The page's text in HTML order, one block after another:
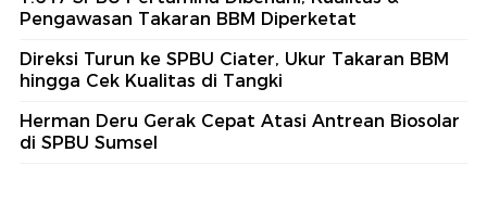
Pengawasan Takaran BBM Diperketat
Direksi Turun ke SPBU Ciater, Ukur Takaran BBM
hingga Cek Kualitas di Tangki
Herman Deru Gerak Cepat Atasi Antrean Biosolar
di SPBU Sumsel